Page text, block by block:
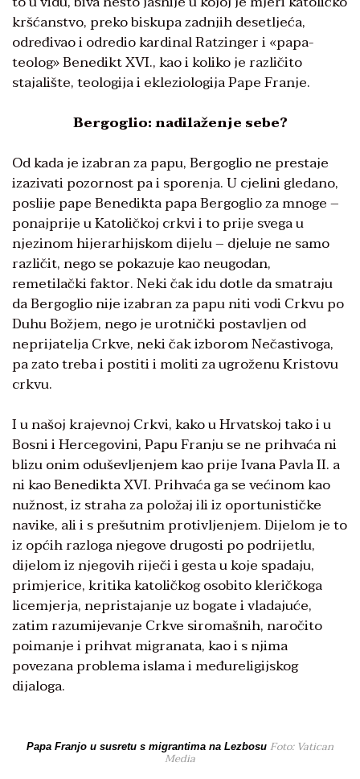
kršćanstvo, preko biskupa zadnjih desetljeća,
određivao i odredio kardinal Ratzinger i «papa-
teolog» Benedikt XVI., kao i koliko je različito
stajalište, teologija i ekleziologija Pape Franje.
Bergoglio: nadilaženje sebe?
Od kada je izabran za papu, Bergoglio ne prestaje
izazivati pozornost pa i sporenja. U cjelini gledano,
poslije pape Benedikta papa Bergoglio za mnoge –
ponajprije u Katoličkoj crkvi i to prije svega u
njezinom hijerarhijskom dijelu – djeluje ne samo
različit, nego se pokazuje kao neugodan,
remetilački faktor. Neki čak idu dotle da smatraju
da Bergoglio nije izabran za papu niti vodi Crkvu po
Duhu Božjem, nego je urotnički postavljen od
neprijatelja Crkve, neki čak izborom Nečastivoga,
pa zato treba i postiti i moliti za ugroženu Kristovu
crkvu.
I u našoj krajevnoj Crkvi, kako u Hrvatskoj tako i u
Bosni i Hercegovini, Papu Franju se ne prihvaća ni
blizu onim oduševljenjem kao prije Ivana Pavla II. a
ni kao Benedikta XVI. Prihvaća ga se većinom kao
nužnost, iz straha za položaj ili iz oportunističke
navike, ali i s prešutnim protivljenjem. Dijelom je to
iz općih razloga njegove drugosti po podrijetlu,
dijelom iz njegovih riječi i gesta u koje spadaju,
primjerice, kritika katoličkog osobito kleričkoga
licemjerja, nepristajanje uz bogate i vladajuće,
zatim razumijevanje Crkve siromašnih, naročito
poimanje i prihvat migranata, kao i s njima
povezana problema islama i međureligijskog
dijaloga.
Papa Franjo u susretu s migrantima na Lezbosu Foto: Vatican
Media